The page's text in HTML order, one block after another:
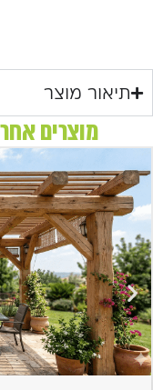
תיאור מוצר
מוצרים